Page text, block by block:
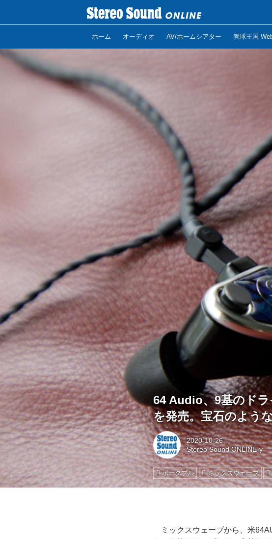
ホーム オーディオ AV/ホームシアター 管球王国
64 Audio、9基のド
を発売。宝石のよう
2020-10-26
Stereo Sound ONLINE-y
ポータブル ミックスウェーブ
ミックスウェーブから、米